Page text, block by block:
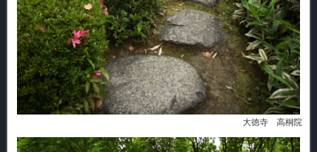
大徳寺 高桐院